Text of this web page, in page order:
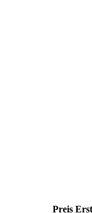
Preis